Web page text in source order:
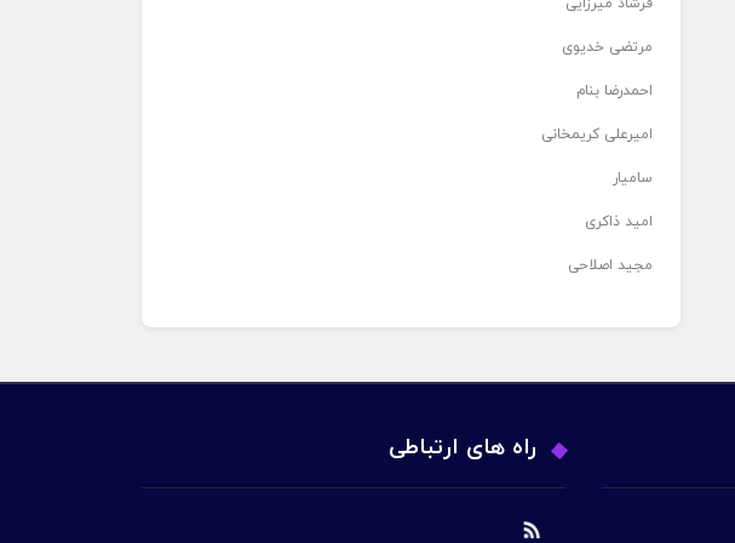
مرتضی خدیوی
احمدرضا بنام
امیرعلی کریمخانی
سامیار
امید ذاکری
مجید اصلاحی
راه های ارتباطی